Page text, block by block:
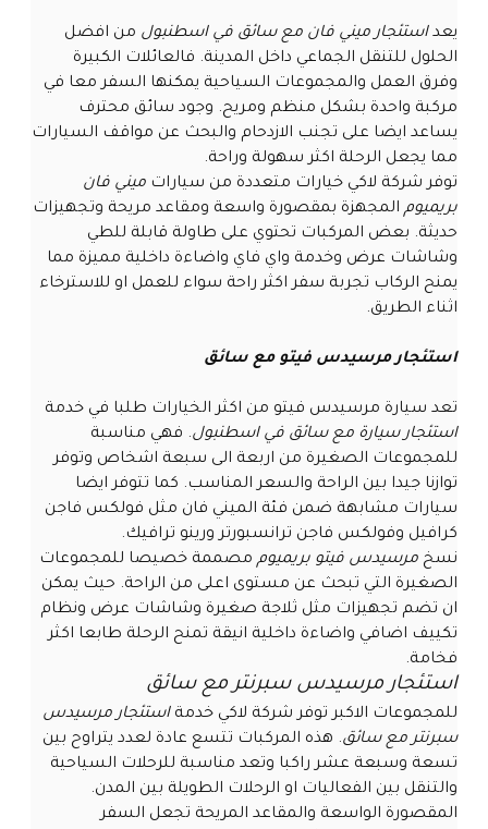
يعداستئجار ميني فان مع سائق في اسطنبول من افضل
الحلول للتنقل الجماعي داخل المدينة. فالعائلات الكبيرة
وفرق العمل والمجموعات السياحية يمكنها السفر معا في
مركبة واحدة بشكل منظم ومريح. وجود سائق محترف
يساعد ايضا على تجنب الازدحام والبحث عن مواقف السيارات
مما يجعل الرحلة اكثر سهولة وراحة.
توفر شركة لاكي خيارات متعددة من سياراتميني فان
بريميوم المجهزة بمقصورة واسعة ومقاعد مريحة وتجهيزات
حديثة. بعض المركبات تحتوي على طاولة قابلة للطي
وشاشات عرض وخدمة واي فاي واضاءة داخلية مميزة مما
يمنح الركاب تجربة سفر اكثر راحة سواء للعمل او للاسترخاء
اثناء الطريق.
استئجار مرسيدس فيتو مع سائق
تعد سيارة مرسيدس فيتو من اكثر الخيارات طلبا في خدمة
استئجار سيارة مع سائق في اسطنبول. فهي مناسبة
للمجموعات الصغيرة من اربعة الى سبعة اشخاص وتوفر
توازنا جيدا بين الراحة والسعر المناسب. كما تتوفر ايضا
سيارات مشابهة ضمن فئة الميني فان مثل فولكس فاجن
كرافيل وفولكس فاجن ترانسبورتر ورينو ترافيك.
نسخمرسيدس فيتو بريميوم مصممة خصيصا للمجموعات
الصغيرة التي تبحث عن مستوى اعلى من الراحة. حيث يمكن
ان تضم تجهيزات مثل ثلاجة صغيرة وشاشات عرض ونظام
تكييف اضافي واضاءة داخلية انيقة تمنح الرحلة طابعا اكثر
فخامة.
استئجار مرسيدس سبرنتر مع سائق
للمجموعات الاكبر توفر شركة لاكي خدمةاستئجار مرسيدس
سبرنتر مع سائق. هذه المركبات تتسع عادة لعدد يتراوح بين
تسعة وسبعة عشر راكبا وتعد مناسبة للرحلات السياحية
والتنقل بين الفعاليات او الرحلات الطويلة بين المدن.
المقصورة الواسعة والمقاعد المريحة تجعل السفر